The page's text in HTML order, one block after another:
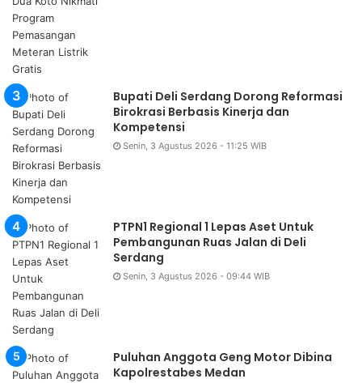
Bupati Deli Serdang Dorong Reformasi
Birokrasi Berbasis Kinerja dan
Kompetensi
Senin, 3 Agustus 2026 - 11:25 WIB
PTPN1 Regional 1 Lepas Aset Untuk
Pembangunan Ruas Jalan di Deli
Serdang
Senin, 3 Agustus 2026 - 09:44 WIB
Puluhan Anggota Geng Motor Dibina
Kapolrestabes Medan